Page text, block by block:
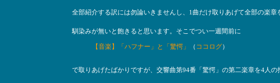
全部紹介する訳には勿論いきませんし、1曲だけ取りあげて全部の楽章
馴染みが無いと飽きると思います。そこでつい一週間前に
【音楽】「ハフナー」と「驚愕」 （ ココログ）
で取りあげたばかりですが、交響曲第94番「驚愕」の第二楽章を4人の